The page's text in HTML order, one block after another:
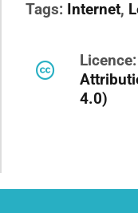
Tags: Internet,
Licence:
4.0)